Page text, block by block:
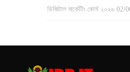
ডিজিটাল মার্কেটিং কোর্স ২০২৬ 02/